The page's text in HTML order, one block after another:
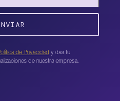
de Privacidad y das tu
de nuestra empresa.